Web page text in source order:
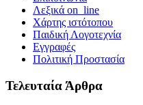
Λεξικά on_line
Χάρτης ιστότοπου
Παιδική Λογοτεχνία
Εγγραφές
Πολιτική Προστασία
Τελευταία Άρθρα